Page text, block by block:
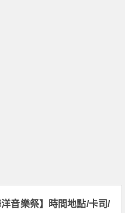
洋音樂祭】時間地點/卡司/